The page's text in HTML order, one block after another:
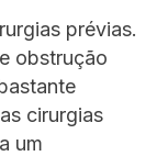
prévias.
obstrução
cirurgias
um